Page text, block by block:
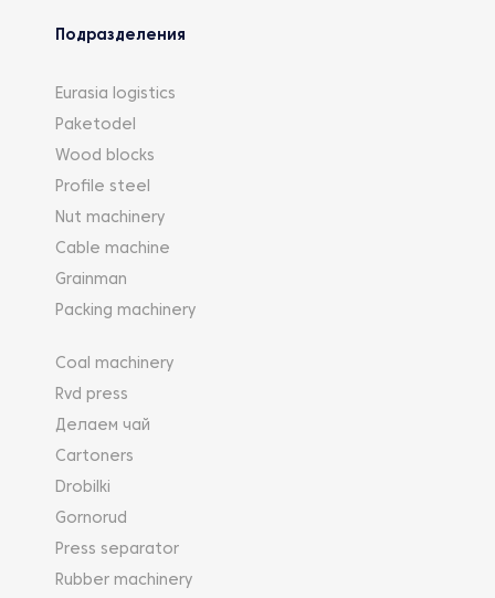
Подразделения
Eurasia logistics
Paketodel
Wood blocks
Profile steel
Nut machinery
Cable machine
Grainman
Packing machinery
Coal machinery
Rvd press
Делаем чай
Cartoners
Drobilki
Gornorud
Press separator
Rubber machinery